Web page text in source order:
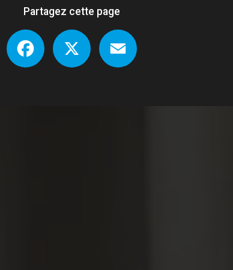
Partagez cette page
Facebook